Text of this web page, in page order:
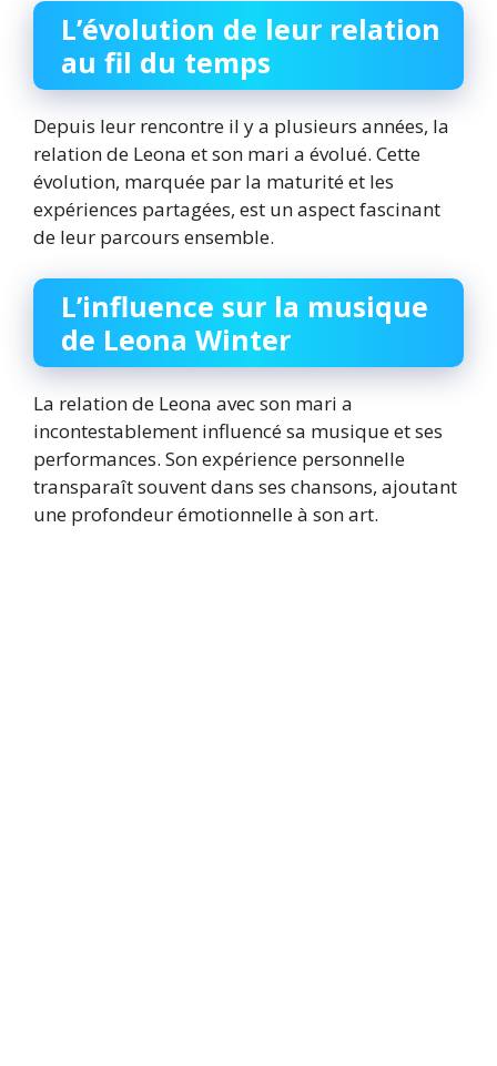
L’évolution de leur relation
au fil du temps
Depuis leur rencontre il y a plusieurs années, la
relation de Leona et son mari a évolué. Cette
évolution, marquée par la maturité et les
expériences partagées, est un aspect fascinant
de leur parcours ensemble.
L’influence sur la musique
de Leona Winter
La relation de Leona avec son mari a
incontestablement influencé sa musique et ses
performances. Son expérience personnelle
transparaît souvent dans ses chansons, ajoutant
une profondeur émotionnelle à son art.